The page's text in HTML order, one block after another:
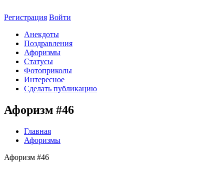
Регистрация Войти
Анекдоты
Поздравления
Афоризмы
Статусы
Фотоприколы
Интересное
Сделать публикацию
Афоризм #46
Главная
Афоризмы
Афоризм #46